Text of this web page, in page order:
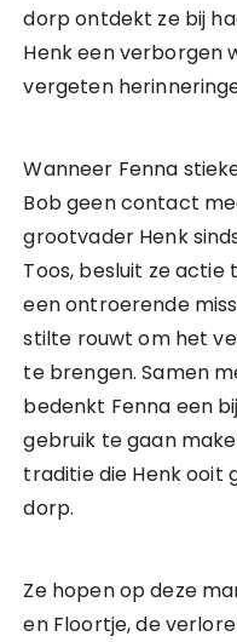
dorp ontdekt ze bij
Henk een verborgen
vergeten
Wanneer Fenna
Bob geen contact
grootvader Henk
Toos, besluit ze
een ontroerende
stilte rouwt om het
te brengen. Samen
bedenkt Fenna een
gebruik te gaan
traditie die Henk ooit
dorp.
Ze hopen op deze
en Floortje, de